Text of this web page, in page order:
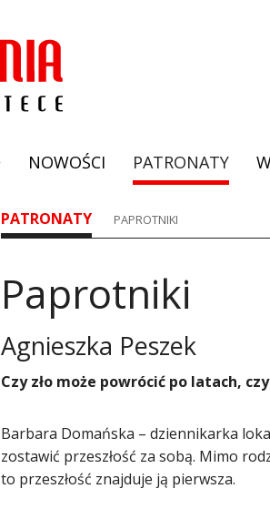
NOWOŚCI PATRONATY
PATRONATY PAPROTNIKI
Paprotniki
Agnieszka Peszek
​Czy zło może powrócić po latach,
Barbara Domańska – dziennikarka
zostawić przeszłość za sobą. Mimo
to przeszłość znajduje ją pierwsza.